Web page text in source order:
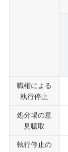
職権による
執行停止
処分場の意
見聴取
執行停止の